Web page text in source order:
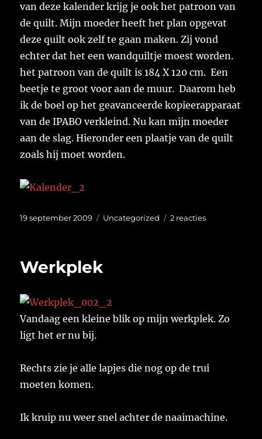
van deze kalender krijg je ook het patroon van
de quilt. Mijn moeder heeft het plan opgevat
deze quilt ook zelf te gaan maken. Zij vond
echter dat het een wandquiltje moest worden.
het patroon van de quilt is 184 X 120 cm. Een
beetje te groot voor aan de muur. Daarom heb
ik de boel op het geavanceerde kopieerapparaat
van de IPABO verkleind. Nu kan mijn moeder
aan de slag. Hieronder een plaatje van de quilt
zoals hij moet worden.
Geplaatst
19 september 2009 Categorieën
Uncategorized 2 reactiesop
kan
Werkplek
Vandaag een kleine blik op mijn werkplek. Zo
ligt het er nu bij.
Rechts zie je alle lapjes die nog op de trui
moeten komen.
Ik kruip nu weer snel achter de naaimachine.